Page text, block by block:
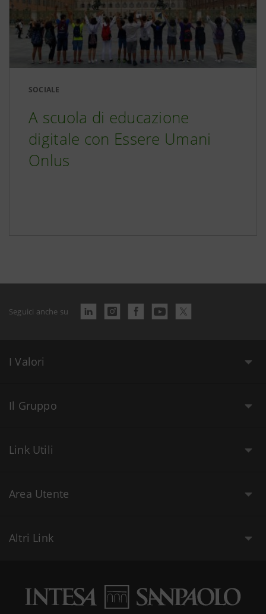
SOCIALE
A scuola di educazione
digitale con Essere Umani
Onlus
Seguici anche su
I Valori
Il Gruppo
Link Utili
Area Utente
Altri Link